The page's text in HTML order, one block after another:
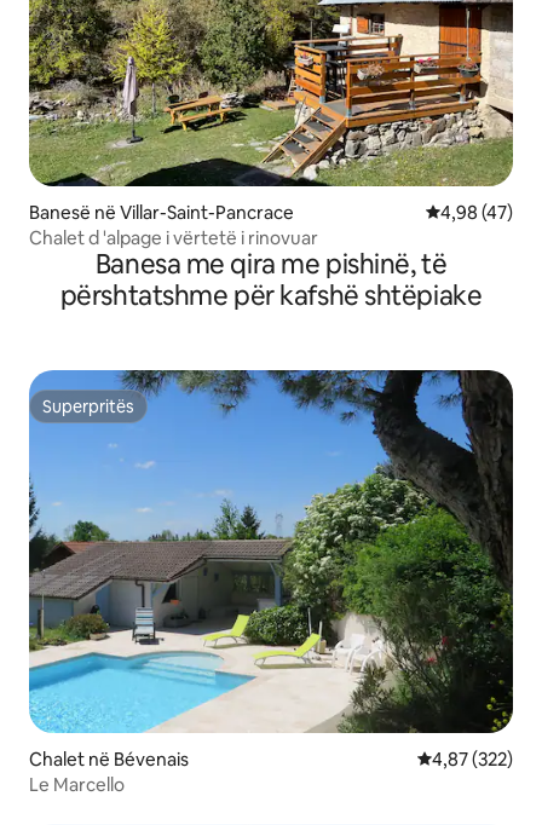
Banesë në Villar-Saint-Pancrace Vlerësimi
4,98 (47)
Chalet d 'alpage i vërtetë i rinovuar
Banesa me qira me pishinë, të
përshtatshme për kafshë shtëpiake
Superpritës
Superpritës
Chalet në Bévenais Vlerësimi
4,87 (322)
Le Marcello